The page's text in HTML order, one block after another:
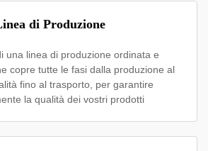
di Produzione
una linea di produzione ordinata e
copre tutte le fasi dalla produzione al
fino al trasporto, per garantire
la qualità dei vostri prodotti